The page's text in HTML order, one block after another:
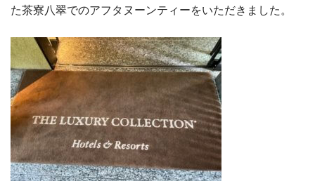
た茶寮八翠でのアフタヌーンティーをいただきました。